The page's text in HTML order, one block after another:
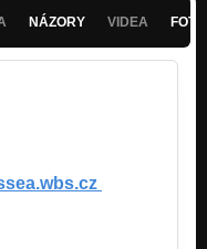
NÁZORY VIDEA